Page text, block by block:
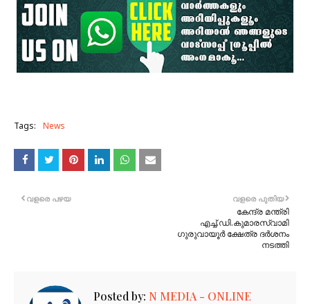
Tags: News
വളരെ പുതിയ
കേന്ദ്ര മന്ത്രി
എച്ച്.ഡി.കുമാരസ്വാമി
ഗുരുവായൂർ ക്ഷേത്ര ദർശനം
നടത്തി
വളരെ പഴയ
Posted by: N MEDIA - ONLINE